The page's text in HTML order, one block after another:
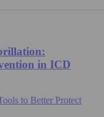
in ICD
to Better Protect